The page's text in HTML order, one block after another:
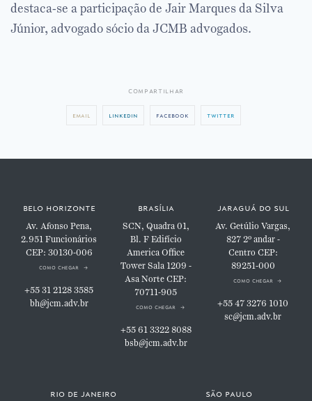
destaca-se a participação de Jair Marques da Silva
Júnior, advogado sócio da JCMB advogados.
compartilhar
email linkedin facebook twitter
belo horizonte
Av. Afonso Pena,
2.951Funcionários
CEP: 30130-006
como chegar
+55 31 2128 3585
bh@jcm.adv.br
brasília
SCN, Quadra 01,
Bl. FEdifício
America Office
TowerSala 1209 -
Asa NorteCEP:
70711-905
como chegar
+55 61 3322 8088
bsb@jcm.adv.br
jaraguá do sul
Av. Getúlio Vargas,
8272º andar -
Centro CEP:
89251-000
como chegar
+55 47 3276 1010
sc@jcm.adv.br
rio de janeiro são paulo